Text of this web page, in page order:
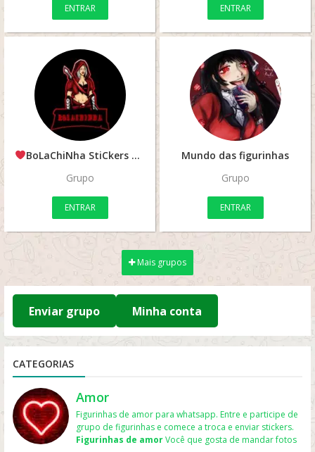
ENTRAR ENTRAR
BoLaChiNha StiCkers
Grupo
ENTRAR
Mundo das figurinhas
Grupo
ENTRAR
Mais grupos
Enviar grupo Minha conta
CATEGORIAS
Amor
Figurinhas de amor para whatsapp. Entre e participe de
grupo de figurinhas e comece a troca e enviar stickers.
Figurinhas de amorVocê que gosta de mandar fotos